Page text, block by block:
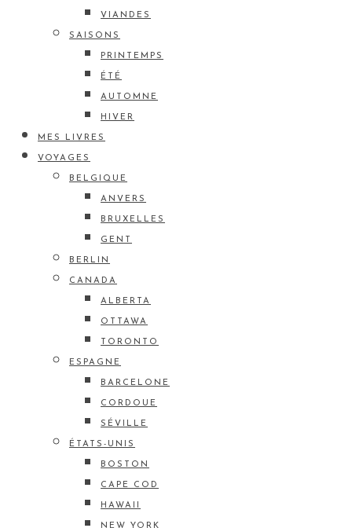
VIANDES
SAISONS
PRINTEMPS
ÉTÉ
AUTOMNE
HIVER
MES LIVRES
VOYAGES
BELGIQUE
ANVERS
BRUXELLES
GENT
BERLIN
CANADA
ALBERTA
OTTAWA
TORONTO
ESPAGNE
BARCELONE
CORDOUE
SÉVILLE
ÉTATS-UNIS
BOSTON
CAPE COD
HAWAII
NEW YORK